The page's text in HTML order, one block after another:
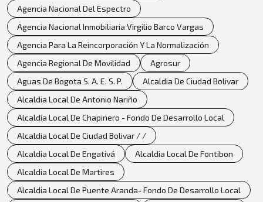
Agencia Nacional Del Espectro
Agencia Nacional Inmobiliaria Virgilio Barco Vargas
Agencia Para La Reincorporación Y La Normalización
Agencia Regional De Movilidad
Agrosur
Aguas De Bogota S. A. E. S. P.
Alcaldia De Ciudad Bolivar
Alcaldia Local De Antonio Nariño
Alcaldía Local De Chapinero - Fondo De Desarrollo Local
Alcaldia Local De Ciudad Bolivar / /
Alcaldia Local De Engativá
Alcaldia Local De Fontibon
Alcaldia Local De Martires
Alcaldia Local De Puente Aranda- Fondo De Desarrollo Local